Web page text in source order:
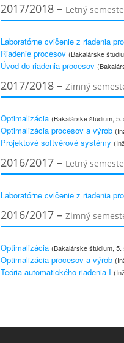
2017/2018 – Letný
Laboratórne cvičenie z riadenia
Riadenie procesov (Bakalárske
Úvod do riadenia procesov
2017/2018 – Zimný
Optimalizácia (Bakalárske štúdium,
Optimalizácia procesov a výrob
Projektové softvérové systémy
2016/2017 – Letný
Laboratórne cvičenie z riadenia
2016/2017 – Zimný
Optimalizácia (Bakalárske štúdium,
Optimalizácia procesov a výrob
Teória automatického riadenia I